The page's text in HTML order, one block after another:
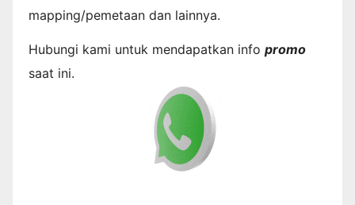
mapping/pemetaan dan lainnya.
Hubungi kami untuk mendapatkan info promo
saat ini.